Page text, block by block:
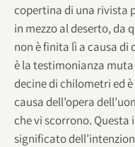
copertina di una rivista
in mezzo al deserto, da
non è finita lì a causa
è la testimonianza
decine di chilometri ed
causa dell’opera
che vi scorrono.
significato